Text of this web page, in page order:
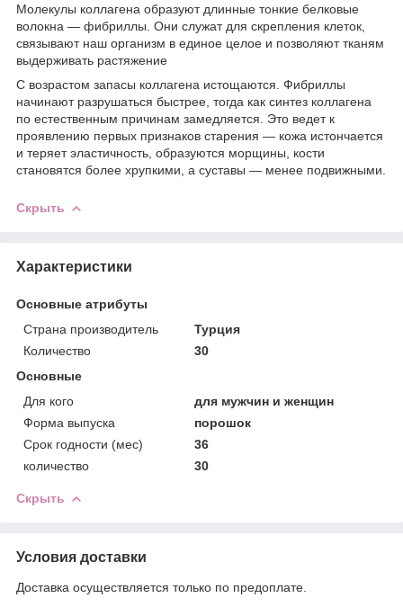
Молекулы коллагена образуют длинные тонкие белковые
волокна — фибриллы. Они служат для скрепления клеток,
связывают наш организм в единое целое и позволяют тканям
выдерживать растяжение
С возрастом запасы коллагена истощаются. Фибриллы
начинают разрушаться быстрее, тогда как синтез коллагена
по естественным причинам замедляется. Это ведет к
проявлению первых признаков старения — кожа истончается
и теряет эластичность, образуются морщины, кости
становятся более хрупкими, а суставы — менее подвижными.
Скрыть
Характеристики
Основные атрибуты
Страна производитель
Турция
Количество
30
Основные
Для кого
для мужчин и женщин
Форма выпуска
порошок
Срок годности (мес)
36
количество
30
Скрыть
Условия доставки
Доставка осуществляется только по предоплате.